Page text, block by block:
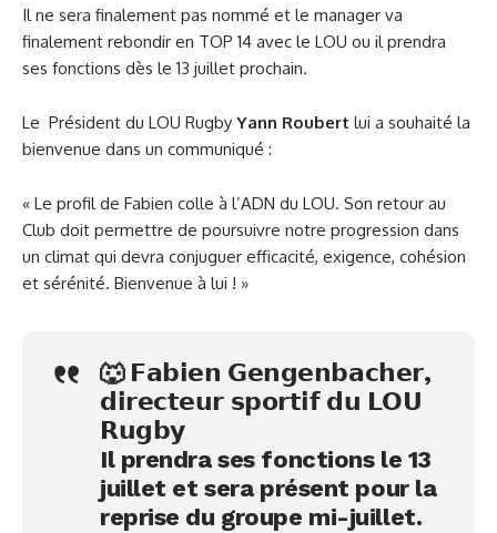
Il ne sera finalement pas nommé et le manager va
finalement rebondir en TOP 14 avec le LOU ou il prendra
ses fonctions dès le 13 juillet prochain.
Le Président du LOU Rugby Yann Roubert lui a souhaité la
bienvenue dans un communiqué :
« Le profil de Fabien colle à l’ADN du LOU. Son retour au
Club doit permettre de poursuivre notre progression dans
un climat qui devra conjuguer efficacité, exigence, cohésion
et sérénité. Bienvenue à lui ! »
🐺 𝗙𝗮𝗯𝗶𝗲𝗻 𝗚𝗲𝗻𝗴𝗲𝗻𝗯𝗮𝗰𝗵𝗲𝗿,
𝗱𝗶𝗿𝗲𝗰𝘁𝗲𝘂𝗿 𝘀𝗽𝗼𝗿𝘁𝗶𝗳 𝗱𝘂 𝗟𝗢𝗨
𝗥𝘂𝗴𝗯𝘆
Il prendra ses fonctions le 13
juillet et sera présent pour la
reprise du groupe mi-juillet.